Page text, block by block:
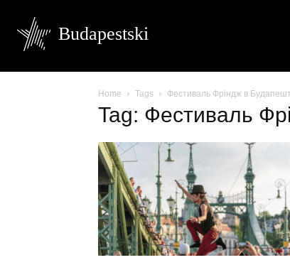
Budapestski
Home Tags Фестиваль Фріндж в
Tag: Фестиваль